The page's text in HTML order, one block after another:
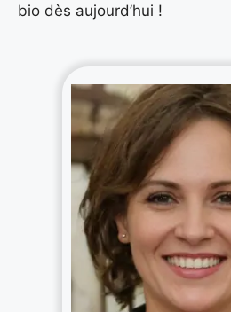
bio dès aujourd’hui !